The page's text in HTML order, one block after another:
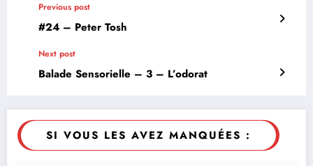
Previous post
#24 – Peter Tosh
Next post
Balade Sensorielle – 3 – L’odorat
SI VOUS LES AVEZ MANQUÉES :